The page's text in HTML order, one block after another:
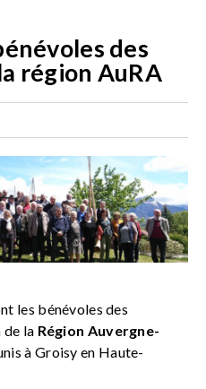
des
région AuRA
les bénévoles des
la Région Auvergne-
à Groisy en Haute-